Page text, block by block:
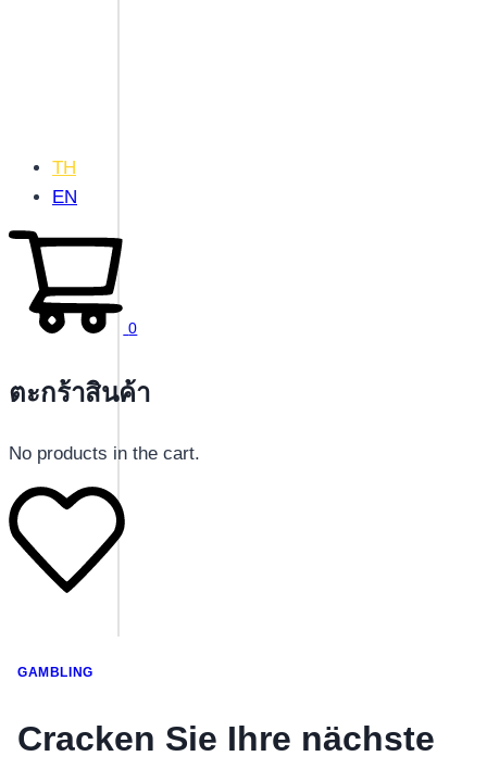
TH
EN
0
ตะกร้าสินค้า
No products in the cart.
GAMBLING
Cracken Sie Ihre nächste